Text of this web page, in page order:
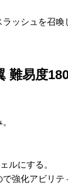
ッシュを召喚
難易度
ルにする。
強化アビリテ